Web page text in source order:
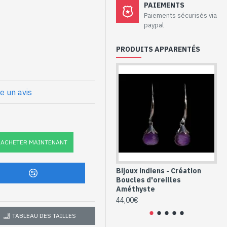
de création -
massif et
1000
réalisée par Art Monie India
à la main, sertie sur
recourbée que l'on
hauteur
argent et
(BO-AM-
un avis
ACHETER MAINTENANT
TABLEAU DES TAILLES
PAIEMENTS
Paiements sécurisés via
paypal
PRODUITS APPARENTÉS
Bijoux indiens - Création
Boucles d'oreilles
Améthyste
44,00€